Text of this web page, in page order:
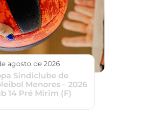
agosto de 2026
Sindiclube de
Menores – 2026
14 Pré Mirim (F)